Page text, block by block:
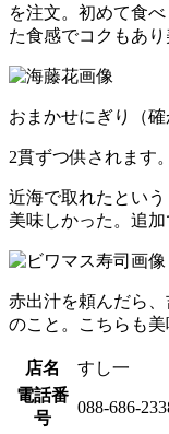
を注文。初めて食
た食感でコクもあり
おまかせにぎり（確
2貫ずつ供されます。
近海で取れたとい
美味しかった。追加
赤出汁を頼んだら
のこと。こちらも美
店名
すし一
電話番
号
088-686-